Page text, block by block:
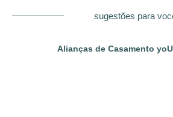
sugestões para
Alianças de Casamento